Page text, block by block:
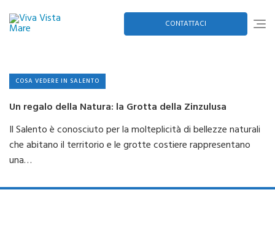
content CONTATTACI
COSA VEDERE IN SALENTO
Un regalo della Natura: la Grotta della Zinzulusa
Il Salento è conosciuto per la molteplicità di bellezze naturali
che abitano il territorio e le grotte costiere rappresentano
una…